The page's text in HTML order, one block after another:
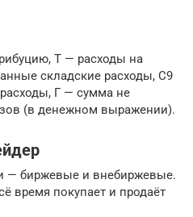
Т — расходы на
складские расходы, С9
Г — сумма не
(в денежном выражении).
— биржевые и внебиржевые.
время покупает и продаёт